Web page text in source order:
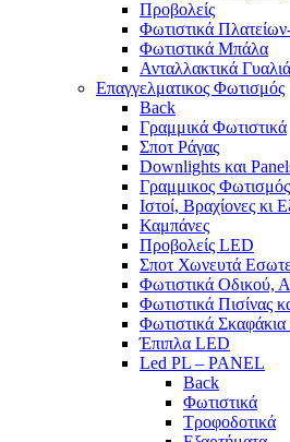
Προβολείς
Φωτιστικά
Φωτιστικά Μπάλα
Ανταλλακτικά Γυαλιά
Επαγγελματικος Φωτισμός
Back
Γραμμικά Φωτιστικά
Σποτ Ράγας
Downlights και
Γραμμικος
Ιστοί, Βραχίονες κι
Καμπάνες
Προβολείς LED
Σποτ Χωνευτά
Φωτιστικά Οδικού,
Φωτιστικά Πισίνας
Φωτιστικά
Έπιπλα LED
Led PL – PANEL
Back
Φωτιστικά
Τροφοδοτικά